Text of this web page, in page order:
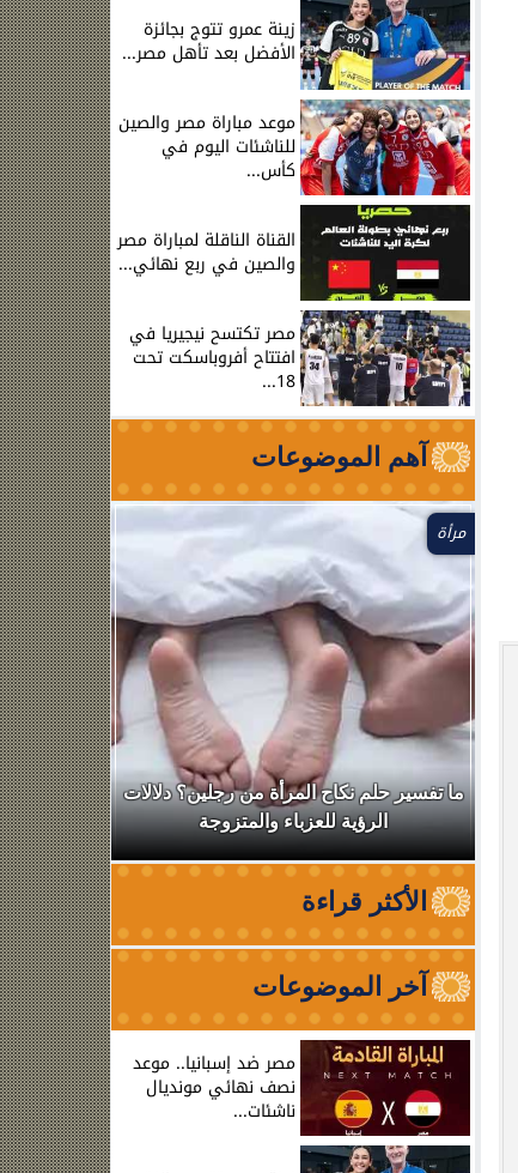
زينة عمرو تتوج بجائزة
الأفضل بعد تأهل مصر...
موعد مباراة مصر والصين
للناشئات اليوم في
كأس...
القناة الناقلة لمباراة مصر
والصين في ربع نهائي...
مصر تكتسح نيجيريا في
افتتاح أفروباسكت تحت
18...
آهم الموضوعات
مرأة
ما تفسير حلم نكاح المرأة من رجلين؟ دلالات
الرؤية للعزباء والمتزوجة
نقابة
من
الأكثر قراءة
آخر الموضوعات
مصر ضد إسبانيا.. موعد
نصف نهائي مونديال
ناشئات...